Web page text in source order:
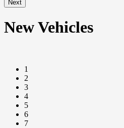
Next
New Vehicles
1
2
3
4
5
6
7